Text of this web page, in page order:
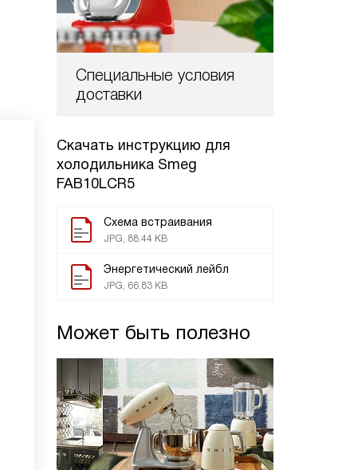
Специальные условия
доставки
Скачать инструкцию для
холодильника Smeg
FAB10LCR5
Схема встраивания
JPG, 88.44 KB
Энергетический лейбл
JPG, 66.83 KB
Может быть полезно